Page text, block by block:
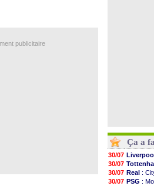
publicitaire
Ça a
30/07
30/07
30/07 Real :
30/07 PSG :